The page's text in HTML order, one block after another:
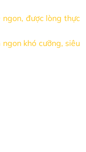
được lòng thực
khó cưỡng, siêu